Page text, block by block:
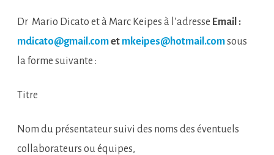
Dr Mario Dicato et à Marc Keipes à l’adresse Email :
mdicato@gmail.comet mkeipes@hotmail.comsous
la forme suivante :
Titre
Nom du présentateur suivi des noms des éventuels
collaborateurs ou équipes,